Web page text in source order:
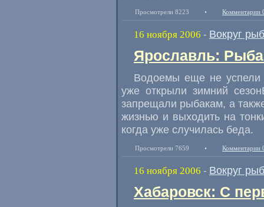
Просмотрели 8223 • Комментарии
16 ноября 2006 - Вокруг
Ярославль:
Водоемы еще не успели
уже открыли зимний
запрещали рыбакам, а
жизнью и выходить на
когда уже случилась беда.
Просмотрели 7659 • Комментарии
16 ноября 2006 - Вокруг
Хабаровск: С